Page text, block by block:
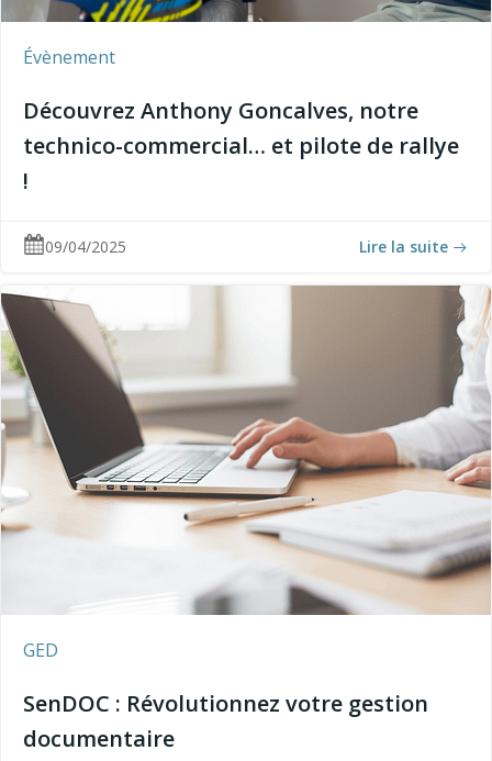
Évènement
Découvrez Anthony Goncalves, notre
technico-commercial… et pilote de rallye
!
09/04/2025 Lire la suite
GED
SenDOC : Révolutionnez votre gestion
documentaire